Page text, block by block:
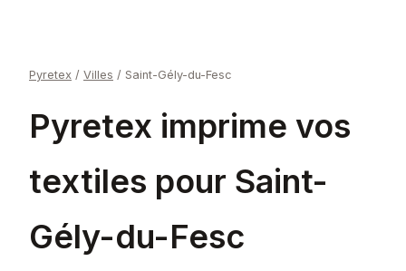
Pyretex / Villes / Saint-Gély-du-Fesc
Pyretex imprime vos
textiles pour Saint-
Gély-du-Fesc